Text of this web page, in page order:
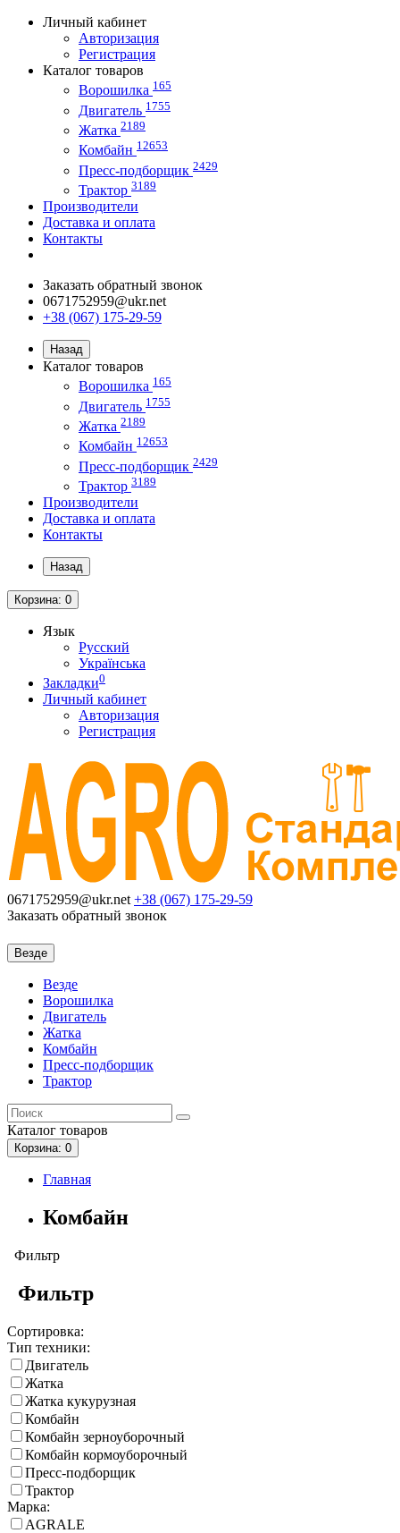
Личный кабинет
Авторизация
Регистрация
Каталог товаров
Ворошилка 165
Двигатель 1755
Жатка 2189
Комбайн 12653
Пресс-подборщик 2429
Трактор 3189
Производители
Доставка и оплата
Контакты
Заказать обратный звонок
0671752959@ukr.net
+38 (067) 175-29-59
Назад
Каталог товаров
Ворошилка 165
Двигатель 1755
Жатка 2189
Комбайн 12653
Пресс-подборщик 2429
Трактор 3189
Производители
Доставка и оплата
Контакты
Назад
Корзина: 0
Язык
Русский
Українська
Закладки0
Личный кабинет
Авторизация
Регистрация
0671752959@ukr.net +38 (067) 175-29-59
Заказать обратный звонок
Везде
Везде
Ворошилка
Двигатель
Жатка
Комбайн
Пресс-подборщик
Трактор
Каталог товаров
Корзина: 0
Главная
Комбайн
Фильтр
Фильтр
Сортировка:
Тип техники:
Двигатель
Жатка
Жатка кукурузная
Комбайн
Комбайн зерноуборочный
Комбайн кормоуборочный
Пресс-подборщик
Трактор
Марка:
AGRALE